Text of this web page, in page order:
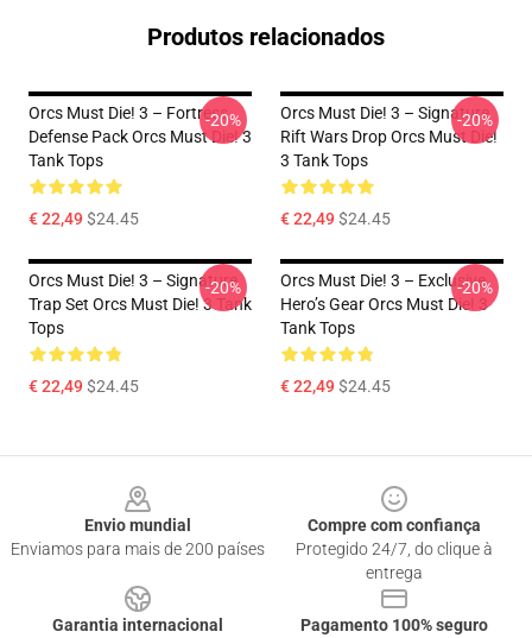
Produtos relacionados
Orcs Must Die! 3 – Fortress
Defense Pack Orcs Must Die! 3
Tank Tops
€ 22,49$24.45
-20%
Orcs Must Die! 3 – Signature
Rift Wars Drop Orcs Must Die!
3 Tank Tops
€ 22,49$24.45
-20%
Orcs Must Die! 3 – Signature
Trap Set Orcs Must Die! 3 Tank
Tops
€ 22,49$24.45
-20%
Orcs Must Die! 3 – Exclusive
Hero’s Gear Orcs Must Die! 3
Tank Tops
€ 22,49$24.45
-20%
Envio mundial
Enviamos para mais de 200 países
Compre com confiança
Protegido 24/7, do clique à
entrega
Garantia internacional
Pagamento 100% seguro